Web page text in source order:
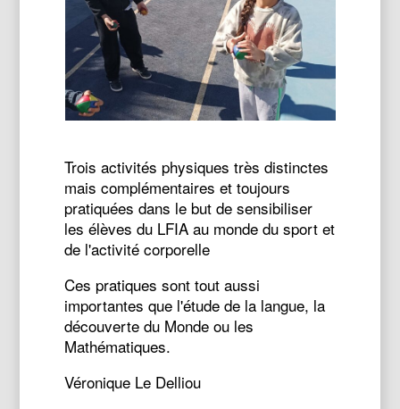
Trois activités physiques très distinctes
mais complémentaires et toujours
pratiquées dans le but de sensibiliser
les élèves du LFIA au monde du sport et
de l'activité corporelle
Ces pratiques sont tout aussi
importantes que l'étude de la langue, la
découverte du Monde ou les
Mathématiques.
Véronique Le Delliou